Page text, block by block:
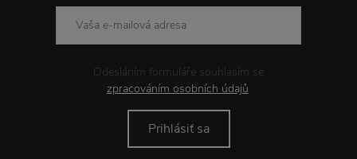
Odesláním formuláře souhlasím se
zpracováním osobních údajů.
Prihlásiť sa